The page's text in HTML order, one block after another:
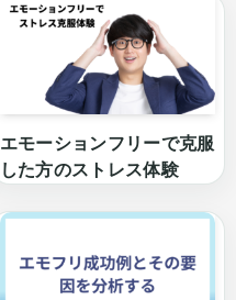
エモーションフリーで克服
した方のストレス体験